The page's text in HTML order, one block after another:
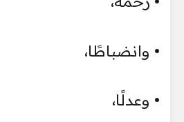
• وانضباطًا،
• وعدلًا،